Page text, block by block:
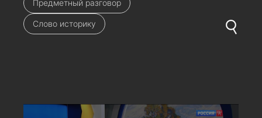
Предметный разговор
Слово историку